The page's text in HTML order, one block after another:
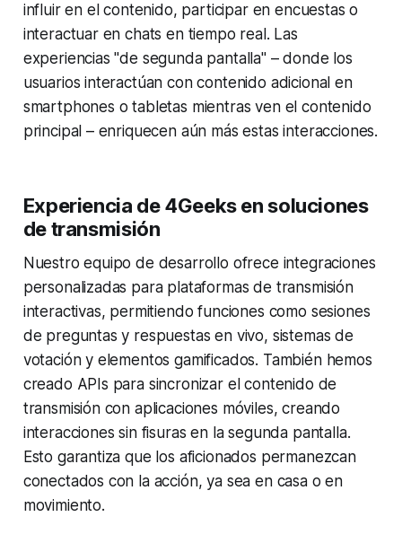
influir en el contenido, participar en encuestas o
interactuar en chats en tiempo real. Las
experiencias "de segunda pantalla" – donde los
usuarios interactúan con contenido adicional en
smartphones o tabletas mientras ven el contenido
principal – enriquecen aún más estas interacciones.
Experiencia de 4Geeks en soluciones
de transmisión
Nuestro equipo de desarrollo ofrece integraciones
personalizadas para plataformas de transmisión
interactivas, permitiendo funciones como sesiones
de preguntas y respuestas en vivo, sistemas de
votación y elementos gamificados. También hemos
creado APIs para sincronizar el contenido de
transmisión con aplicaciones móviles, creando
interacciones sin fisuras en la segunda pantalla.
Esto garantiza que los aficionados permanezcan
conectados con la acción, ya sea en casa o en
movimiento.